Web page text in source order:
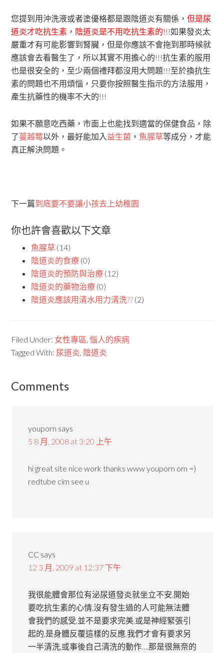
您提到用沖洗液或者塗優格都是跟陰道炎有關係，但是尿
道炎才吃抗生素，陰道炎是不用吃抗生素的!! !如果發炎太
嚴重才有可能影響到腎臟，但是你應該不會拖到那時候就
應該會去看醫生了，所以其實不用擔心的!!!抗生素的服用
也是很安全的，至少兩個禮拜都沒用大問題!!!至於換抗生
素的問題也不用煩惱，只要你按照醫生指示的方法服用，
產生抗藥性的機率不大的!!!
如果不願意吃西藥，市面上也能找到適當的保健食品，除
了蔓越莓以外，最好能加入 益生菌 ， 魚腥草等成分，才能
真正解決問題。
下一篇到底要不要讓小孩去上幼稚園
你也許會喜歡以下文章
魚腥草 (14)
陰道炎的食療 (0)
陰道炎的預防與治療 (12)
陰道炎的藥物治療 (0)
陰道炎應該用清水用力清洗?? (2)
Filed Under: 女性專區,惱人的疾病
Tagged With: 尿道炎, 陰道炎
Comments
youporn says
5 8 月, 2008 at 3:20 上午
hi great site nice work thanks www youporn om =)
redtube cim see u
CC says
12 3 月, 2009 at 12:37 下午
我很能體會那位有泌尿道發炎就坐立不安,開始
要吃抗生素的心情,沒有發生過的人可能無法體
會我們的感受,並不是要求完美,或是神經緊張引
起的,是身體反覆這樣的反應,我們才會有要求另
一半清洗,或事後自己清洗的動作….那是很無奈的